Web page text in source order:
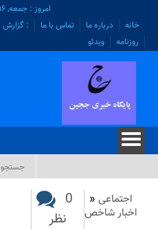
امروز : جمعه, ۱۶ مرداد , ۱۴۰۵
خانه
درباره ما تماس با ما : گزارش
روزنامه
ویدئو
اجتماعی «
اخبار شاخص
0
نظر